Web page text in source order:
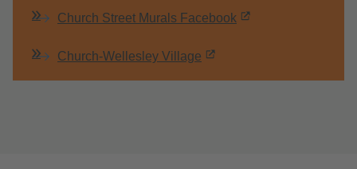
Church Street Murals Facebook
Church-Wellesley Village